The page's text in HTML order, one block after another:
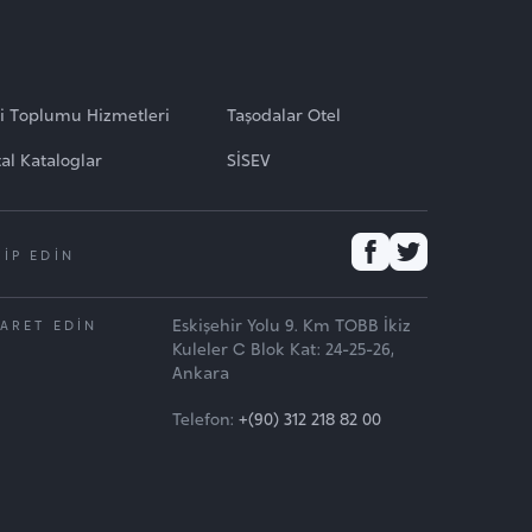
Toplumu Hizmetleri
Kataloglar
Taşodalar Otel
SİSEV
EDİN
EDİN
Eskişehir Yolu 9. Km TOBB İkiz
Kuleler C Blok Kat: 24-25-26,
Ankara
Telefon: +(90) 312 218 82 00